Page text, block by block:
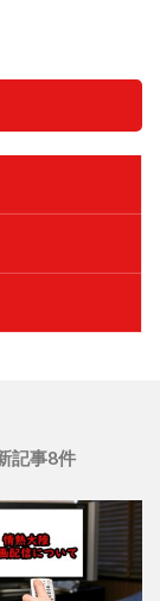
記事8件